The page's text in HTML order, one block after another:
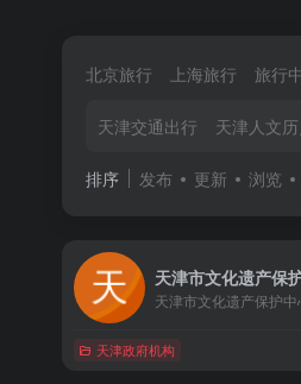
北京旅行 上海旅行 旅行
天津交通出行 天津人文历
排序 发布 更新 浏览
天津市文化遗产保
天津市文化遗产保护
天津政府机构